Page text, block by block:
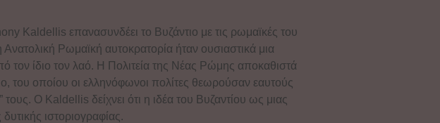
Kaldellis επανασυνδέει το Βυζάντιο με τις ρωμαϊκές του
Ρωμαϊκή αυτοκρατορία ήταν ουσιαστικά μια
τον ίδιο τον λαό. Η Πολιτεία της Νέας Ρώμης αποκαθιστά
του οποίου οι ελληνόφωνοι πολίτες θεωρούσαν εαυτούς
Ο Kaldellis δείχνει ότι η ιδέα του Βυζαντίου ως μιας
ιστοριογραφίας.